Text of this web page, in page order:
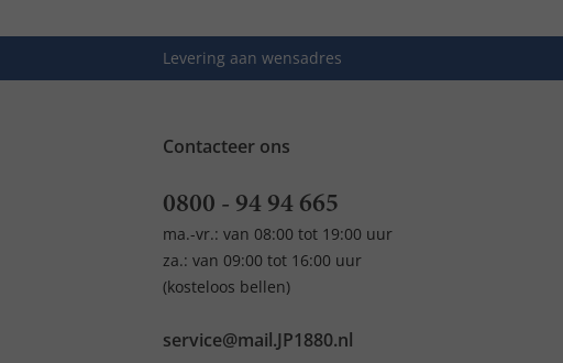
Levering aan wensadres
Contacteer ons
0800 - 94 94 665
ma.-vr.: van 08:00 tot 19:00 uur
za.: van 09:00 tot 16:00 uur
(kosteloos bellen)
service@mail.JP1880.nl